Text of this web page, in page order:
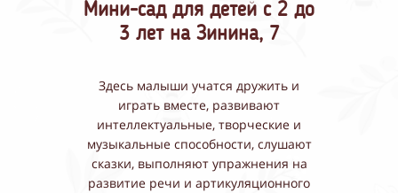
Мини-сад для детей с 2 до
3 лет на Зинина, 7
Здесь малыши учатся дружить и
играть вместе, развивают
интеллектуальные, творческие и
музыкальные способности, слушают
сказки, выполняют упражнения на
развитие речи и артикуляционного